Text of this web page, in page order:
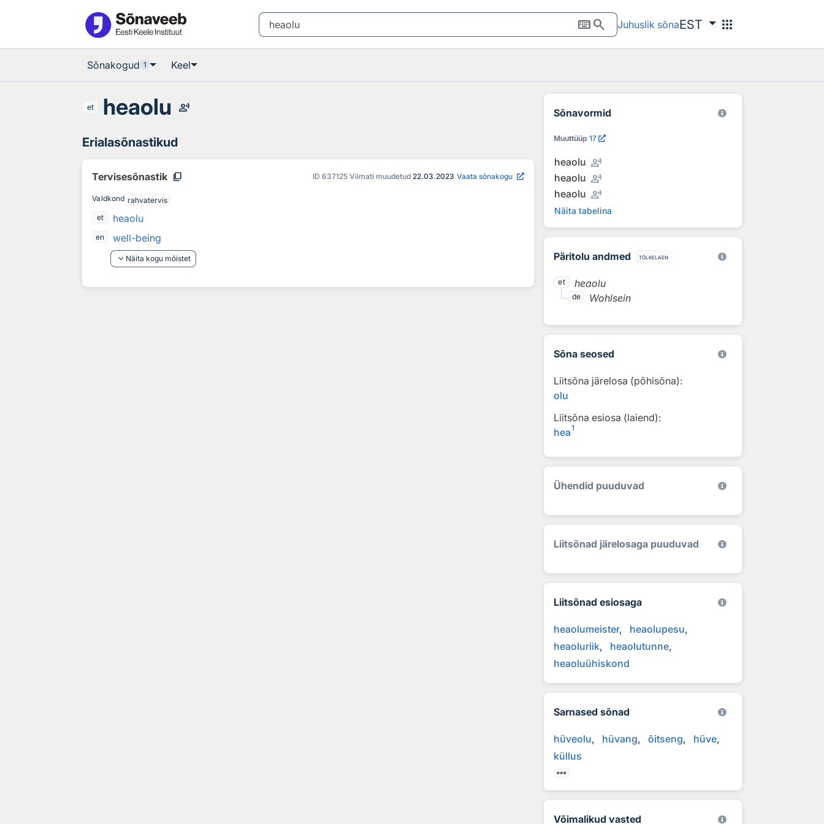
keyboardsearch Juhuslik sõnaEST apps
Sõnakogud 1 Keel
et heaolu record_voice_over
Erialasõnastikud
Tervisesõnastik content_copy ID 637125 Viimati muudetud 22.03.2023 Vaata sõnakogu
Valdkond rahvatervis
et
heaolu
en
well-being
keyboard_arrow_down Näita kogu mõistet
Sõnavormid
Muuttüüp 17
heaolu record_voice_over
heaolu record_voice_over
heaolu record_voice_over
Näita tabelina
Päritolu andmed tõlkelaen
et heaolu
de Wohlsein
Sõna seosed
Liitsõna järelosa (põhisõna):
olu
Liitsõna esiosa (laiend):
hea1
Ühendid puuduvad
Liitsõnad järelosaga puuduvad
Liitsõnad esiosaga
heaolumeister
heaolupesu
heaoluriik
heaolutunne
heaoluühiskond
Sarnased sõnad
hüveolu hüvang õitseng
hüve
küllus
Võimalikud vasted